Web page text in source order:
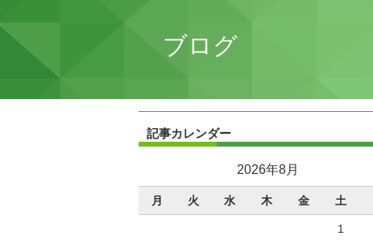
ブログ
記事カレンダー
2026年8月
月 火 水 木 金 土
1